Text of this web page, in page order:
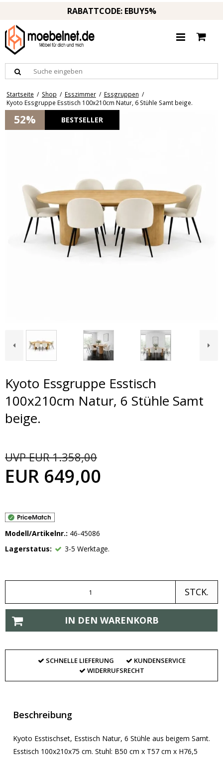
RABATTCODE: EBUY5%
Startseite / Shop / Esszimmer / Essgruppen /
Kyoto Essgruppe Esstisch 100x210cm Natur, 6 Stühle Samt beige.
52% BESTSELLER
Kyoto Essgruppe Esstisch
100x210cm Natur, 6 Stühle Samt
beige.
EUR 649,00
UVP EUR 1.358,00
Modell/Artikelnr.: 46-45086
Lagerstatus:
3-5 Werktage.
STCK.
IN DEN WARENKORB
SCHNELLE LIEFERUNG
KUNDENSERVICE
WIDERRUFSRECHT
Beschreibung
Kyoto Esstischset, Esstisch Natur, 6 Stühle aus beigem Samt.
Esstisch 100x210x75 cm. Stuhl: B50 cm x T57 cm x H76,5